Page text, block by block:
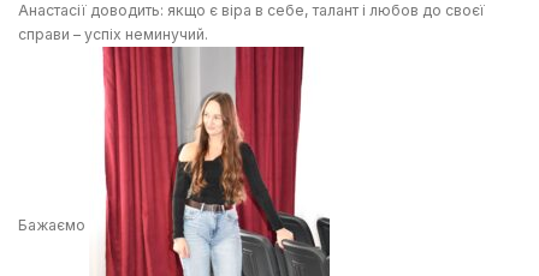
Анастасії доводить: якщо є віра в себе, талант і любов до своєї
справи – успіх неминучий.
Бажаємо